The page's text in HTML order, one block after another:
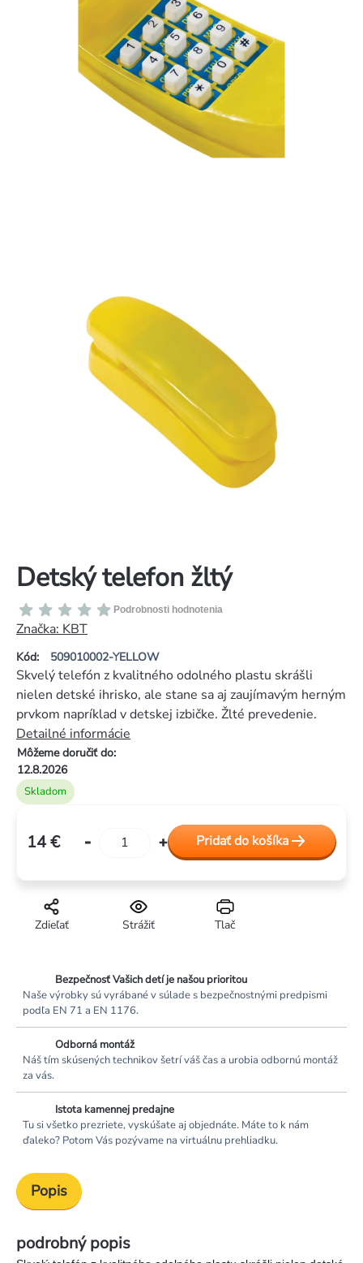
Detský telefon žltý
Kód: 509010002-YELLOW
Priemerné
hodnotenie
produktu
je
0,0
5
hviezdičiek.
Podrobnosti hodnotenia
Značka: KBT
Skladom
Môžeme doručiť do:
12.8.2026
Skvelý telefón z kvalitného odolného plastu skrášli
nielen detské ihrisko, ale stane sa aj zaujímavým herným
prvkom napríklad v detskej izbičke. Žlté prevedenie.
Detailné informácie
Tlač
Strážiť
Zdieľať
14 €
Jednotková
Pridať do košíka
Bezpečnosť Vašich detí je našou prioritou
Naše výrobky sú vyrábané v súlade s bezpečnostnými predpismi
podľa EN 71 a EN 1176.
Odborná montáž
Náš tím skúsených technikov šetrí váš čas a urobia odbornú montáž
za vás.
Istota kamennej predajne
Tu si všetko prezriete, vyskúšate aj objednáte. Máte to k nám
ďaleko? Potom Vás pozývame na virtuálnu prehliadku.
Popis
podrobný popis